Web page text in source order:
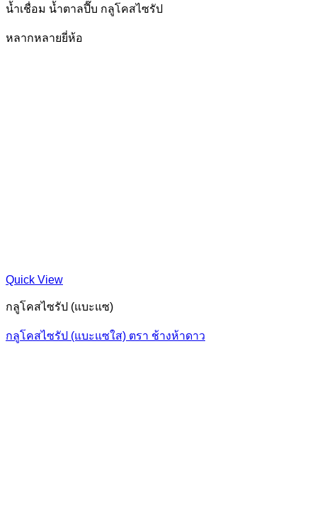
น้ำเชื่อม น้ำตาลปี๊บ กลูโคสไซรัป
หลากหลายยี่ห้อ
Quick View
กลูโคสไซรัป (แบะแซ)
กลูโคสไซรัป (แบะแซใส) ตรา ช้างห้าดาว